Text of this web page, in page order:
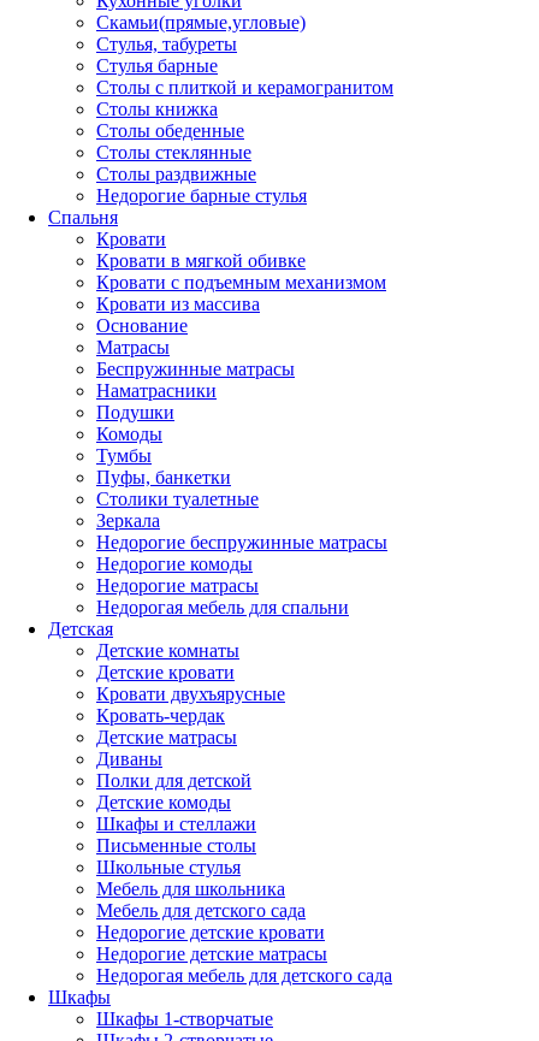
Скамьи(прямые,угловые)
Стулья, табуреты
Стулья барные
Столы с плиткой и керамогранитом
Столы книжка
Столы обеденные
Столы стеклянные
Столы раздвижные
Недорогие барные стулья
Спальня
Кровати
Кровати в мягкой обивке
Кровати с подъемным механизмом
Кровати из массива
Основание
Матрасы
Беспружинные матрасы
Наматрасники
Подушки
Комоды
Тумбы
Пуфы, банкетки
Столики туалетные
Зеркала
Недорогие беспружинные матрасы
Недорогие комоды
Недорогие матрасы
Недорогая мебель для спальни
Детская
Детские комнаты
Детские кровати
Кровати двухъярусные
Кровать-чердак
Детские матрасы
Диваны
Полки для детской
Детские комоды
Шкафы и стеллажи
Письменные столы
Школьные стулья
Мебель для школьника
Мебель для детского сада
Недорогие детские кровати
Недорогие детские матрасы
Недорогая мебель для детского сада
Шкафы
Шкафы 1-створчатые